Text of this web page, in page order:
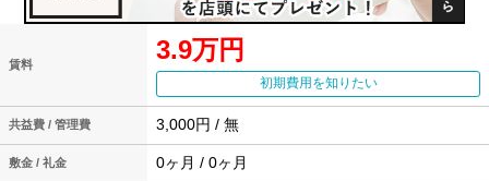
賃料 3.9万円
初期費用を知りたい
共益費 / 管理費 3,000円 / 無
敷金 / 礼金 0ヶ月 / 0ヶ月